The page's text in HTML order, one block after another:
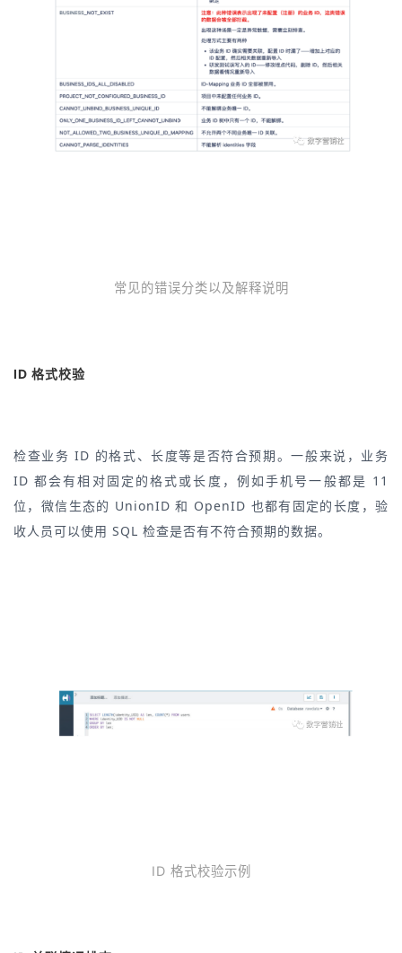
常见的错误分类以及解释说明
ID 格式校验
检查业务 ID 的格式、长度等是否符合预期。一般来说，业务
ID 都会有相对固定的格式或长度，例如手机号一般都是 11
位，微信生态的 UnionID 和 OpenID 也都有固定的长度，验
收人员可以使用 SQL 检查是否有不符合预期的数据。
ID 格式校验示例